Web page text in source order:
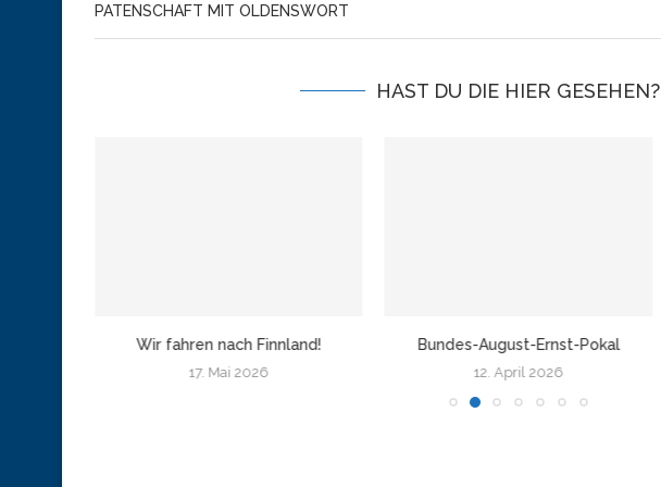
PATENSCHAFT MIT OLDENSWORT
HAST DU DIE HIER GESEHEN?
Wir fahren nach Finnland!
17. Mai 2026
Bundes-August-Ernst-Pokal
12. April 2026